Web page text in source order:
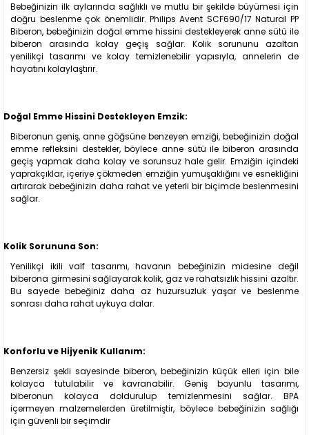
Bebeğinizin ilk aylarında sağlıklı ve mutlu bir şekilde büyümesi için
doğru beslenme çok önemlidir. Philips Avent SCF690/17 Natural PP
Biberon, bebeğinizin doğal emme hissini destekleyerek anne sütü ile
biberon arasında kolay geçiş sağlar. Kolik sorununu azaltan
yenilikçi tasarımı ve kolay temizlenebilir yapısıyla, annelerin de
hayatını kolaylaştırır.
Doğal Emme Hissini Destekleyen Emzik:
Biberonun geniş, anne göğsüne benzeyen emziği, bebeğinizin doğal
emme refleksini destekler, böylece anne sütü ile biberon arasında
geçiş yapmak daha kolay ve sorunsuz hale gelir. Emziğin içindeki
yaprakçıklar, içeriye çökmeden emziğin yumuşaklığını ve esnekliğini
artırarak bebeğinizin daha rahat ve yeterli bir biçimde beslenmesini
sağlar.
Kolik Sorununa Son:
Yenilikçi ikili valf tasarımı, havanın bebeğinizin midesine değil
biberona girmesini sağlayarak kolik, gaz ve rahatsızlık hissini azaltır.
Bu sayede bebeğiniz daha az huzursuzluk yaşar ve beslenme
sonrası daha rahat uykuya dalar.
Konforlu ve Hijyenik Kullanım:
Benzersiz şekli sayesinde biberon, bebeğinizin küçük elleri için bile
kolayca tutulabilir ve kavranabilir. Geniş boyunlu tasarımı,
biberonun kolayca doldurulup temizlenmesini sağlar. BPA
içermeyen malzemelerden üretilmiştir, böylece bebeğinizin sağlığı
için güvenli bir seçimdir